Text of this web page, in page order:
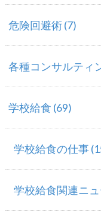
危険回避術(7)
各種コンサルティ
学校給食 (69)
学校給食の仕事
学校給食関連ニュ